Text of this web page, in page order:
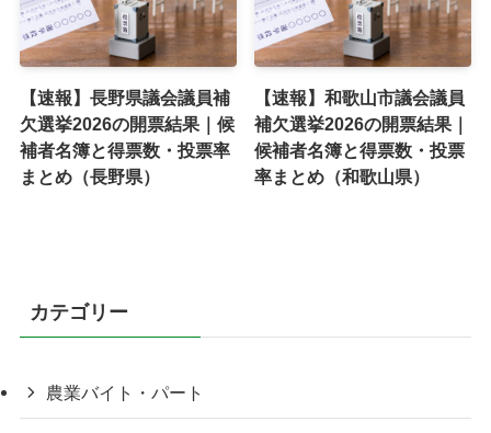
【速報】長野県議会議員補
欠選挙2026の開票結果｜候
補者名簿と得票数・投票率
まとめ（長野県）
【速報】和歌山市議会議員
補欠選挙2026の開票結果｜
候補者名簿と得票数・投票
率まとめ（和歌山県）
カテゴリー
農業バイト・パート